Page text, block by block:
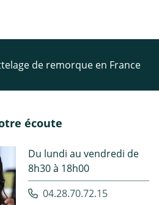
de remorque en France
écoute
Du lundi au vendredi de
8h30 à 18h00
04.28.70.72.15